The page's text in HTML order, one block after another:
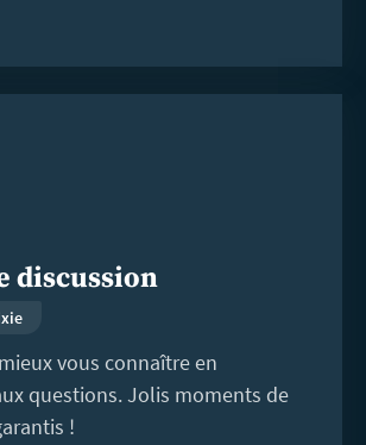
discussion
vous connaître en
questions. Jolis moments de
!